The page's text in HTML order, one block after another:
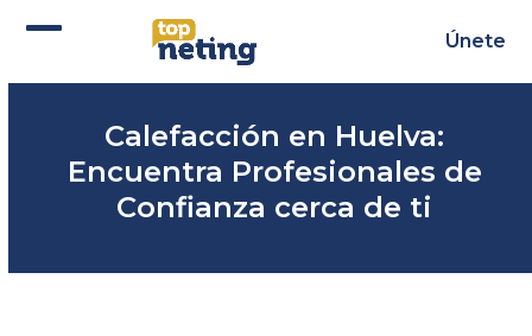
Únete
Calefacción en Huelva:
Encuentra Profesionales de
Confianza cerca de ti